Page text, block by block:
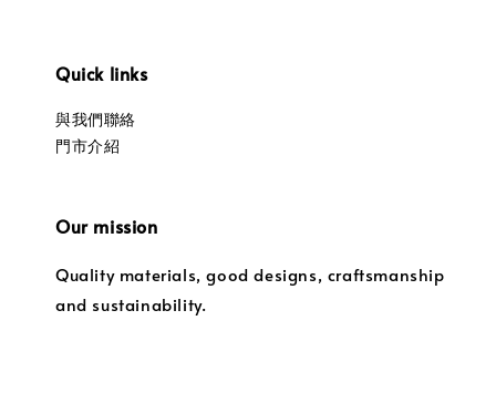
Quick links
與我們聯絡
門市介紹
Our mission
Quality materials, good designs, craftsmanship
and sustainability.